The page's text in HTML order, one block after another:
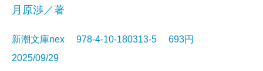
月原渉／著
新潮文庫nex 978-4-10-180313-5 693円
2025/09/29